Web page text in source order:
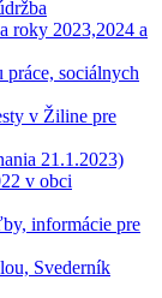
roky 2023,2024 a
sociálnych
v Žiline pre
21.1.2023)
v obci
informácie pre
Svederník